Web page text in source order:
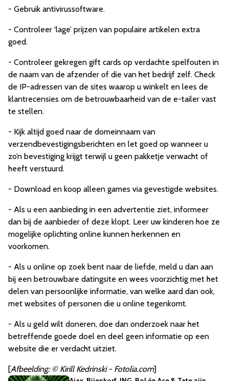
- Gebruik antivirussoftware.
- Controleer ‘lage’ prijzen van populaire artikelen extra
goed.
- Controleer gekregen gift cards op verdachte spelfouten in
de naam van de afzender of die van het bedrijf zelf. Check
de IP-adressen van de sites waarop u winkelt en lees de
klantrecensies om de betrouwbaarheid van de e-tailer vast
te stellen.
- Kijk altijd goed naar de domeinnaam van
verzendbevestigingsberichten en let goed op wanneer u
zo’n bevestiging krijgt terwijl u geen pakketje verwacht of
heeft verstuurd.
- Download en koop alleen games via gevestigde websites.
- Als u een aanbieding in een advertentie ziet, informeer
dan bij de aanbieder of deze klopt. Leer uw kinderen hoe ze
mogelijke oplichting online kunnen herkennen en
voorkomen.
- Als u online op zoek bent naar de liefde, meld u dan aan
bij een betrouwbare datingsite en wees voorzichtig met het
delen van persoonlijke informatie, van welke aard dan ook,
met websites of personen die u online tegenkomt.
- Als u geld wilt doneren, doe dan onderzoek naar het
betreffende goede doel en deel geen informatie op een
website die er verdacht uitziet.
[Afbeelding: © Kirill Kedrinski - Fotolia.com]